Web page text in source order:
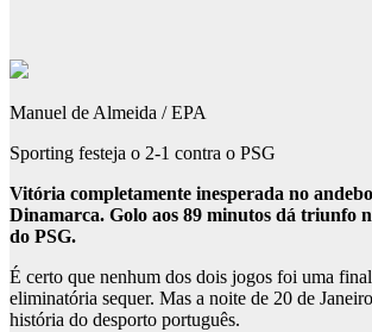
Manuel de Almeida / EPA
Sporting festeja o 2-1 contra o PSG
Vitória completamente inesperada no
Dinamarca. Golo aos 89 minutos dá triunfo
do PSG.
É certo que nenhum dos dois jogos foi uma
eliminatória sequer. Mas a noite de 20 de
história do desporto português.